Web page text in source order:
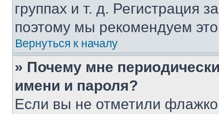
группах и т. д. Регистрация
поэтому мы рекомендуем
Вернуться к началу
» Почему мне
имени и пароля?
Если вы не отметили